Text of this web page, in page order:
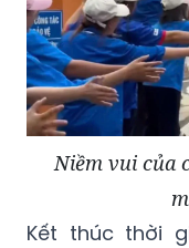
Niềm vui của
Kết thúc thời